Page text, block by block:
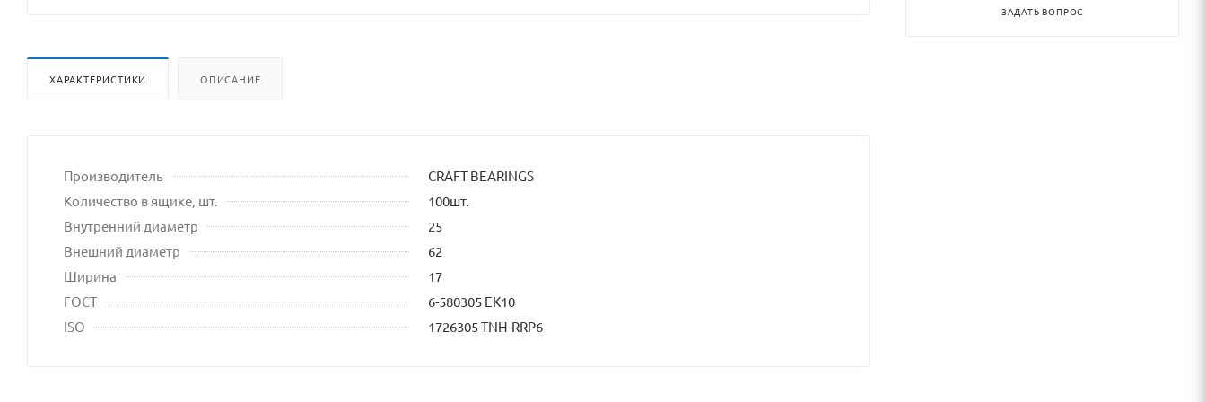
ХАРАКТЕРИСТИКИ ОПИСАНИЕ
Производитель
CRAFT BEARINGS
Количество в ящике, шт.
100шт.
Внутренний диаметр
25
Внешний диаметр
62
Ширина
17
ГОСТ
6-580305 ЕК10
ISO
1726305-TNH-RRP6
ЗАДАТЬ ВОПРОС